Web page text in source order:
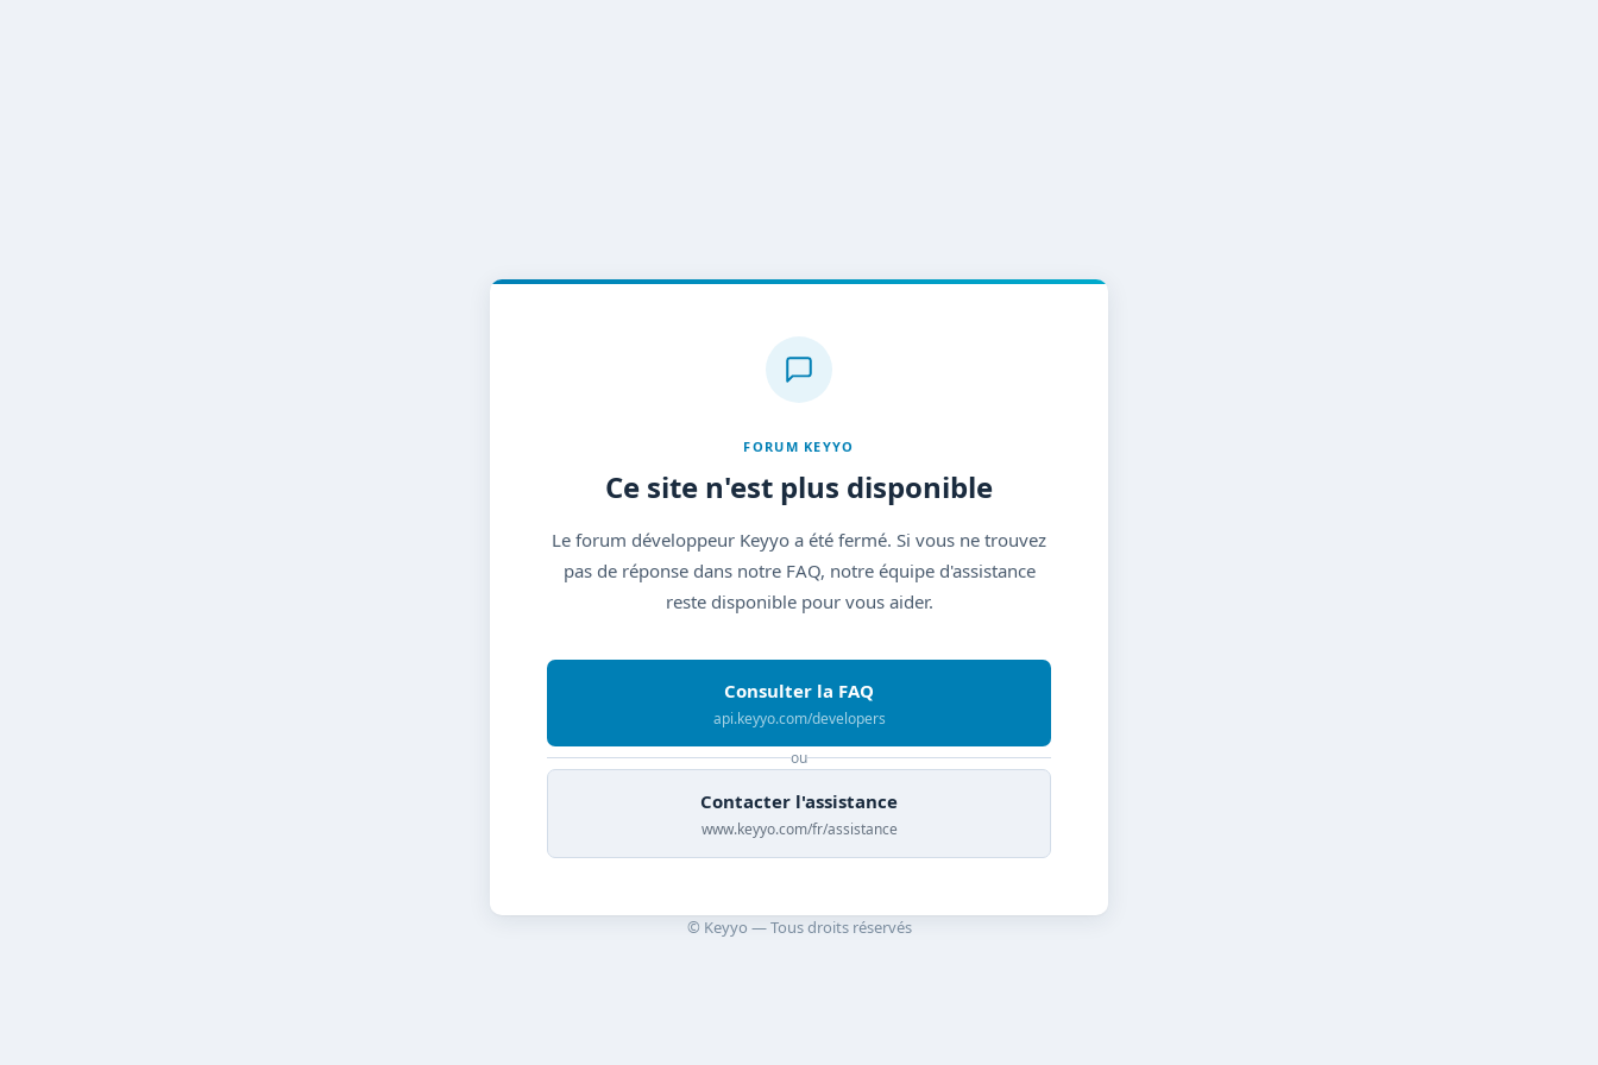
FORUM KEYYO
Ce site n'est plus disponible
Le forum développeur Keyyo a été fermé. Si vous ne trouvez
pas de réponse dans notre FAQ, notre équipe d'assistance
reste disponible pour vous aider.
Consulter la FAQ
api.keyyo.com/developers
ou
Contacter l'assistance
www.keyyo.com/fr/assistance
© Keyyo — Tous droits réservés